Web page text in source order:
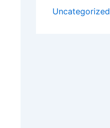
Uncategorized